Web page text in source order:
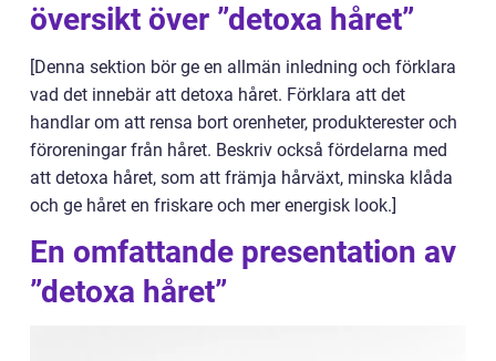
översikt över ”detoxa håret”
[Denna sektion bör ge en allmän inledning och förklara
vad det innebär att detoxa håret. Förklara att det
handlar om att rensa bort orenheter, produkterester och
föroreningar från håret. Beskriv också fördelarna med
att detoxa håret, som att främja hårväxt, minska klåda
och ge håret en friskare och mer energisk look.]
En omfattande presentation av
”detoxa håret”